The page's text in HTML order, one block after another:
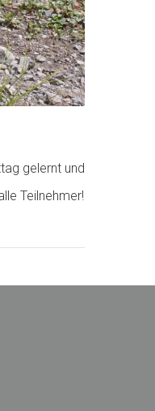
gelernt und
Teilnehmer!